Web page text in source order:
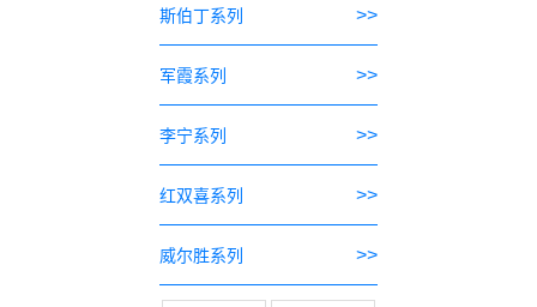
斯伯丁系列 >>
军霞系列 >>
李宁系列 >>
红双喜系列 >>
威尔胜系列 >>